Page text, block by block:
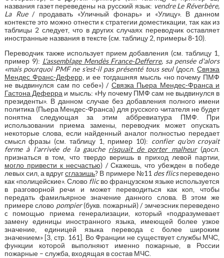
названия газет переведены на русский язык: vendre Le Réverbère,
La Rue/ продавать «Уличный фонарь» и «Улицу». В данном
контексте это можно отнести к стратегии доместикации, так как из
таблицы 2 следует, что в других случаях переводчик оставляет
иностранные названия в тексте (см. таблицу 2, примеры 8-10).
Переводчик также использует прием добавления (см. таблицу 1,
пример 9): L'assemblage Mendès France-Defferre, sa pensée d'alors
«mais pourquoi PMF ne s'est-il pas présenté tous seul(досл.Связка
Мендес Франс-Деферр, и ее тогдашняя мысль «но почему ПМФ
не выдвинулся сам по себе») / Связка Пьера Мендес-Франса и
Гастона Деферра и мысль: «Ну почему ПМФ сам не выдвинулся в
президенты». В данном случае без добавления полного имени
политика (Пьера Мендес-Франса) для русского читателя не будет
понятна следующая за этим аббревиатура ПМФ. При
использовании приема замены, переводчик может опускать
некоторые слова, если найденный аналог полностью передает
смысл фразы (см. таблицу 1, пример 10): confier qu'on croyait
ferme à l'arrivée de la gauche risquait de porter malheur(досл.
признаться в том, что твердо веришь в приход левой партии,
могло привести к несчастью) / Скажешь, что убежден в победе
левых сил, а вдругсглазишь? В примере №11 des flicsпереведено
как «полицейские». Словоflicво французском языке используется
в разговорной речи и может переводиться как коп, чтобы
передать фамильярное значение данного слова. В этом же
примере слово pompier(букв. пожарный) / эмчеэсник переведено
c помощью приема генерализации, который «подразумевает
замену единицы иностранного языка, имеющей более узкое
значение, единицей языка перевода с более широким
значением» [3, стр. 161]. Во Франции не существует службы МЧС,
функции которой выполняют именно пожарные, в России
пожарные – служба, входящая в состав МЧС.